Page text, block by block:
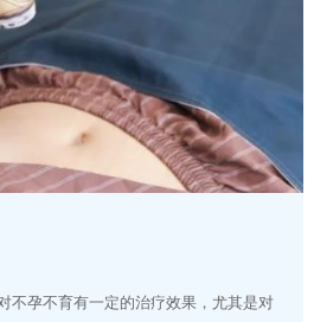
不孕不育有一定的治疗效果，尤其是对